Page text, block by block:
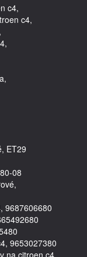
c4,
c4,
ET29
08
9687606680
9653027380
na citroen c4,